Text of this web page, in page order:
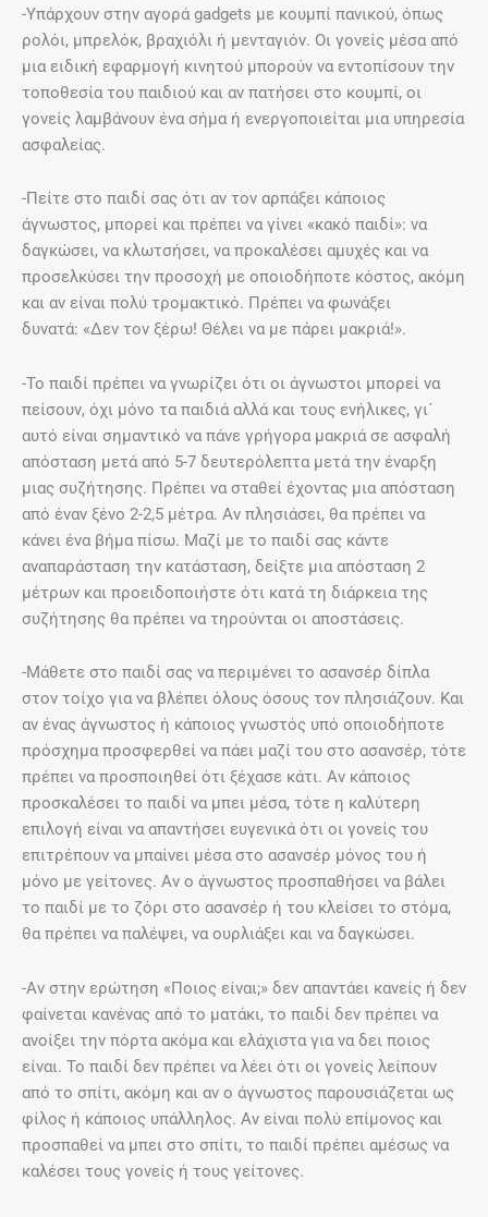
-Υπάρχουν στην αγορά gadgets με κουμπί πανικού, όπως
ρολόι, μπρελόκ, βραχιόλι ή μενταγιόν. Οι γονείς μέσα από
μια ειδική εφαρμογή κινητού μπορούν να εντοπίσουν την
τοποθεσία του παιδιού και αν πατήσει στο κουμπί, οι
γονείς λαμβάνουν ένα σήμα ή ενεργοποιείται μια υπηρεσία
ασφαλείας.
-Πείτε στο παιδί σας ότι αν τον αρπάξει κάποιος
άγνωστος, μπορεί και πρέπει να γίνει «κακό παιδί»: να
δαγκώσει, να κλωτσήσει, να προκαλέσει αμυχές και να
προσελκύσει την προσοχή με οποιοδήποτε κόστος, ακόμη
και αν είναι πολύ τρομακτικό. Πρέπει να φωνάξει
δυνατά: «Δεν τον ξέρω! Θέλει να με πάρει μακριά!».
-Το παιδί πρέπει να γνωρίζει ότι οι άγνωστοι μπορεί να
πείσουν, όχι μόνο τα παιδιά αλλά και τους ενήλικες, γι´
αυτό είναι σημαντικό να πάνε γρήγορα μακριά σε ασφαλή
απόσταση μετά από 5-7 δευτερόλεπτα μετά την έναρξη
μιας συζήτησης. Πρέπει να σταθεί έχοντας μια απόσταση
από έναν ξένο 2-2,5 μέτρα. Αν πλησιάσει, θα πρέπει να
κάνει ένα βήμα πίσω. Μαζί με το παιδί σας κάντε
αναπαράσταση την κατάσταση, δείξτε μια απόσταση 2
μέτρων και προειδοποιήστε ότι κατά τη διάρκεια της
συζήτησης θα πρέπει να τηρούνται οι αποστάσεις.
-Μάθετε στο παιδί σας να περιμένει το ασανσέρ δίπλα
στον τοίχο για να βλέπει όλους όσους τον πλησιάζουν. Και
αν ένας άγνωστος ή κάποιος γνωστός υπό οποιοδήποτε
πρόσχημα προσφερθεί να πάει μαζί του στο ασανσέρ, τότε
πρέπει να προσποιηθεί ότι ξέχασε κάτι. Αν κάποιος
προσκαλέσει το παιδί να μπει μέσα, τότε η καλύτερη
επιλογή είναι να απαντήσει ευγενικά ότι οι γονείς του
επιτρέπουν να μπαίνει μέσα στο ασανσέρ μόνος του ή
μόνο με γείτονες. Αν ο άγνωστος προσπαθήσει να βάλει
το παιδί με το ζόρι στο ασανσέρ ή του κλείσει το στόμα,
θα πρέπει να παλέψει, να ουρλιάξει και να δαγκώσει.
-Αν στην ερώτηση «Ποιος είναι;» δεν απαντάει κανείς ή δεν
φαίνεται κανένας από το ματάκι, το παιδί δεν πρέπει να
ανοίξει την πόρτα ακόμα και ελάχιστα για να δει ποιος
είναι. Το παιδί δεν πρέπει να λέει ότι οι γονείς λείπουν
από το σπίτι, ακόμη και αν ο άγνωστος παρουσιάζεται ως
φίλος ή κάποιος υπάλληλος. Αν είναι πολύ επίμονος και
προσπαθεί να μπει στο σπίτι, το παιδί πρέπει αμέσως να
καλέσει τους γονείς ή τους γείτονες.